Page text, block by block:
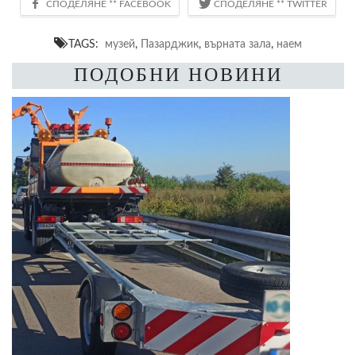
TAGS: музей, Пазарджик, върната зала, наем
ПОДОБНИ НОВИНИ